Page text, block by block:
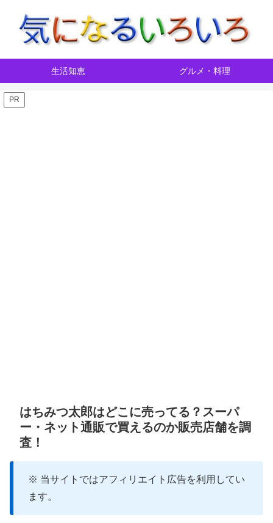
生活知恵 グルメ・料理
PR
はちみつ太郎はどこに売ってる？スーパ
ー・ネット通販で買えるのか販売店舗を調
査！
※ 当サイトではアフィリエイト広告を利用してい
ます。